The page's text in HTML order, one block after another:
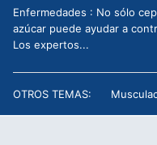
Enfermedades : No sólo
azúcar puede ayudar a
Los expertos...
OTROS TEMAS: